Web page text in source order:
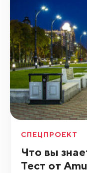
СПЕЦПРОЕКТ
Что вы
Тест от